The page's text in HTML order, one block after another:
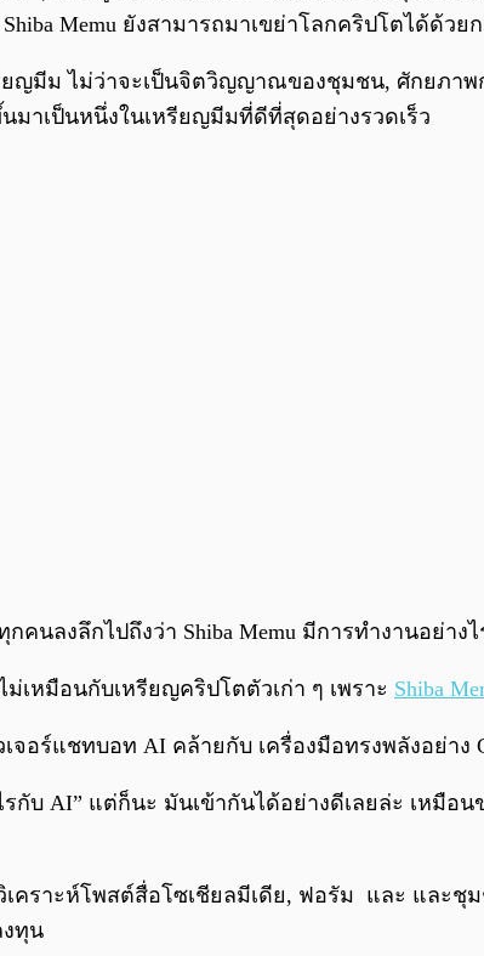
Memu ยังสามารถมาเขย่าโลกคริปโตได้ด้
ยญมีม ไม่ว่าจะเป็นจิตวิญญาณของชุมชน, ศักยภา
มาเป็นหนึ่งในเหรียญมีมที่ดีที่สุดอย่างรวดเร็ว
คนลงลึกไปถึงว่า Shiba Memu มีการทำงานอย่าง
ม่เหมือนกับเหรียญคริปโตตัวเก่า ๆ เพราะ Shiba
จอร์แชทบอท AI คล้ายกับ เครื่องมือทรงพลังอย่า
กับ AI” แต่ก็นะ มันเข้ากันได้อย่างดีเลยล่ะ เหมื
คราะห์โพสต์สื่อโซเชียลมีเดีย, ฟอรัม และ และชุ
ทุน